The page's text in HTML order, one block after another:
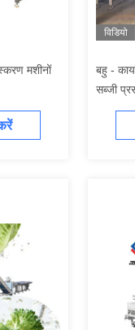
मशीनों
विडियो
बहु -
सब्जी